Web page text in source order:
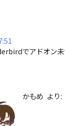
でアドオン未
かもめ より: